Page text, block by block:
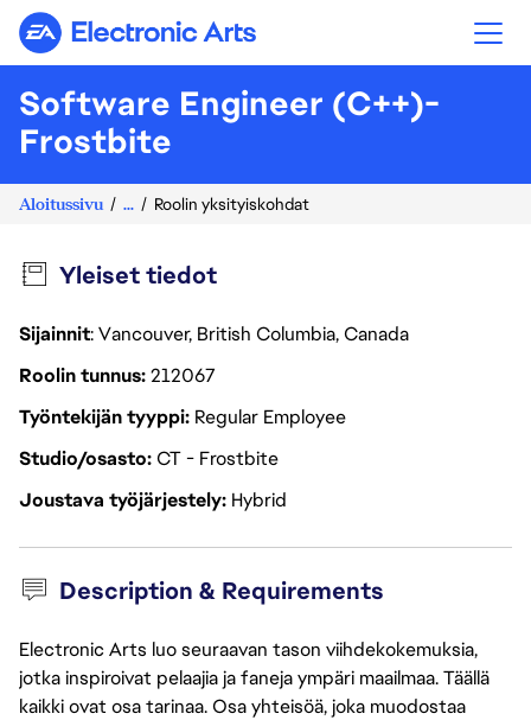
Electronic Arts
Software Engineer (C++)-
Frostbite
Aloitussivu ... Roolin yksityiskohdat
Yleiset tiedot
Sijainnit: Vancouver, British Columbia, Canada
Roolin tunnus212067
Työntekijän tyyppi Regular Employee
Studio/osastoCT - Frostbite
Joustava työjärjestely Hybrid
Description & Requirements
Electronic Arts luo seuraavan tason viihdekokemuksia,
jotka inspiroivat pelaajia ja faneja ympäri maailmaa. Täällä
kaikki ovat osa tarinaa. Osa yhteisöä, joka muodostaa